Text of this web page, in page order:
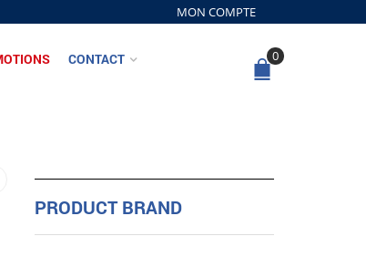
MON COMPTE
CONTACT 0
PRODUCT BRAND